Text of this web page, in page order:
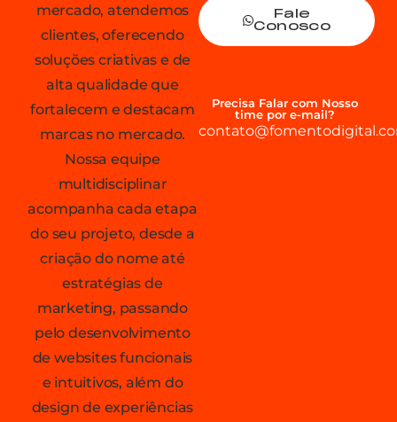
mercado, atendemos
clientes, oferecendo
soluções criativas e de
alta qualidade que
fortalecem e destacam
marcas no mercado.
Nossa equipe
multidisciplinar
acompanha cada etapa
do seu projeto, desde a
criação do nome até
estratégias de
marketing, passando
pelo desenvolvimento
de websites funcionais
e intuitivos, além do
design de experiências
Fale
Conosco
Precisa Falar com Nosso
time por e-mail?